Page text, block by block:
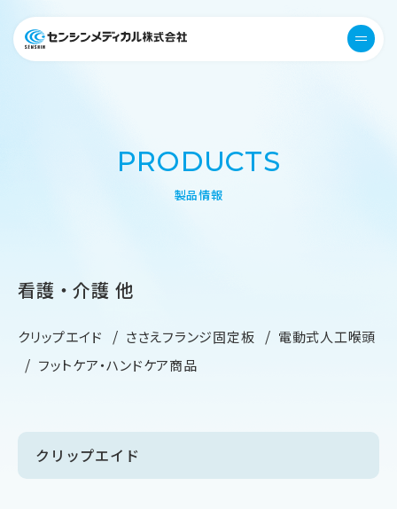
医療機器 衛生用品 センシンメ
menu
PRODUCTS
製品情報
看護・介護 他
クリップエイド ささえフランジ固定板
電動式人工喉頭
フットケア・ハンドケア商品
クリップエイド